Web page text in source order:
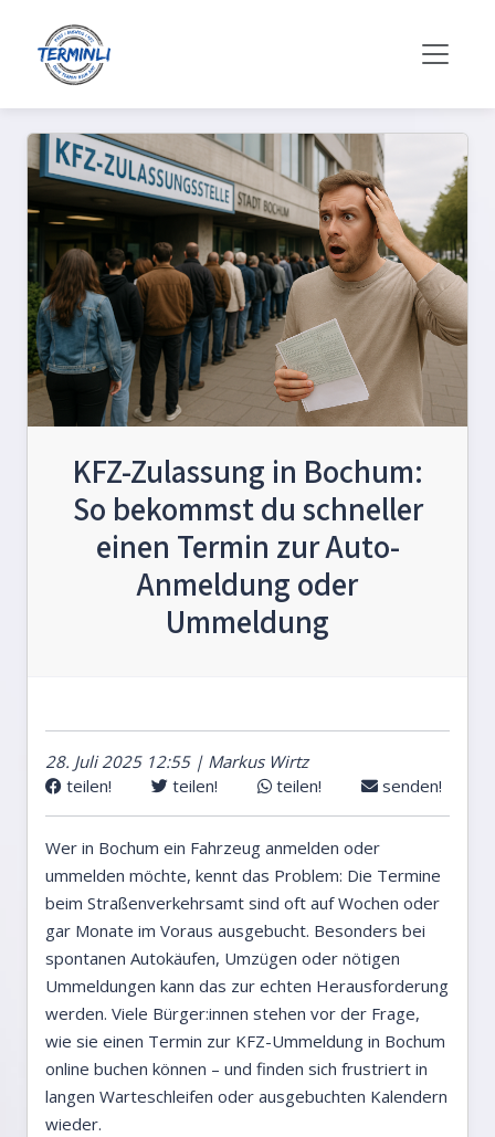
KFZ-Zulassung in Bochum:
So bekommst du schneller
einen Termin zur Auto-
Anmeldung oder
Ummeldung
28. Juli 2025 12:55 | Markus Wirtz
teilen!
teilen! teilen! senden!
Wer in Bochum ein Fahrzeug anmelden oder
ummelden möchte, kennt das Problem: Die Termine
beim Straßenverkehrsamt sind oft auf Wochen oder
gar Monate im Voraus ausgebucht. Besonders bei
spontanen Autokäufen, Umzügen oder nötigen
Ummeldungen kann das zur echten Herausforderung
werden. Viele Bürger:innen stehen vor der Frage,
wie sie einen Termin zur KFZ-Ummeldung in Bochum
online buchen können – und finden sich frustriert in
langen Warteschleifen oder ausgebuchten Kalendern
wieder.